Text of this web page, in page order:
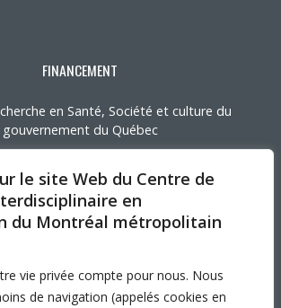
le site Web du Centre de
en
du Montréal métropolitain
vie privée compte pour nous. Nous
de navigation (appelés cookies en
FINANCEMENT
en Santé, Société et culture du
gouvernement du Québec
AFFILIATIONS UNIVERSITAIRES
Montréal
UQAM